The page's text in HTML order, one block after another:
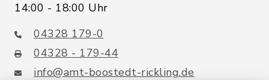
14:00 - 18:00 Uhr
04328 179-0
04328 - 179-44
info@amt-boostedt-rickling.de